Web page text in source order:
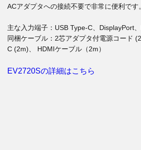
ACアダプタへの接続不要で非常に便利です。
主な入力端子：USB Type-C、DisplayPort
同梱ケーブル：2芯アダプタ付電源コード
C (2m)、 HDMIケーブル（2m）
EV2720Sの詳細はこちら